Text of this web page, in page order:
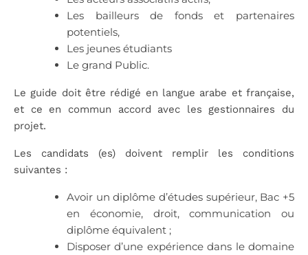
Les bailleurs de fonds et partenaires
potentiels,
Les jeunes étudiants
Le grand Public.
Le guide doit être rédigé en langue arabe et française,
et ce en commun accord avec les gestionnaires du
projet.
Les candidats (es) doivent remplir les conditions
suivantes :
Avoir un diplôme d’études supérieur, Bac +5
en économie, droit, communication ou
diplôme équivalent ;
Disposer d’une expérience dans le domaine